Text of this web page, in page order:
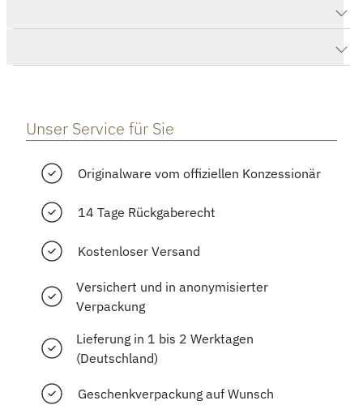
Unser Service für Sie
Originalware vom offiziellen Konzessionär
14 Tage Rückgaberecht
Kostenloser Versand
Versichert und in anonymisierter
Verpackung
Lieferung in 1 bis 2 Werktagen
(Deutschland)
Geschenkverpackung auf Wunsch